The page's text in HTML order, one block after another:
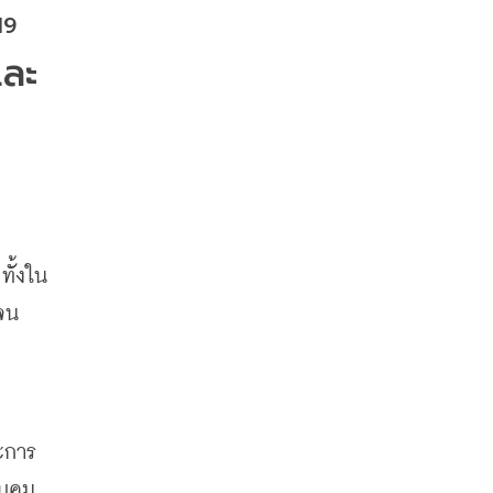
ะ
ทั้งใน
น
าร